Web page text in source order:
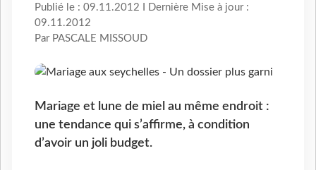
Publié le : 09.11.2012 I Dernière Mise à jour :
09.11.2012
Par PASCALE MISSOUD
Mariage et lune de miel au même endroit :
une tendance qui s’affirme, à condition
d’avoir un joli budget.